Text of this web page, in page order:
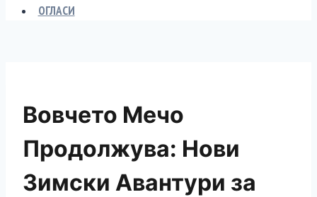
ОГЛАСИ
Вовчето Мечо
Продолжува: Нови
Зимски Авантури за